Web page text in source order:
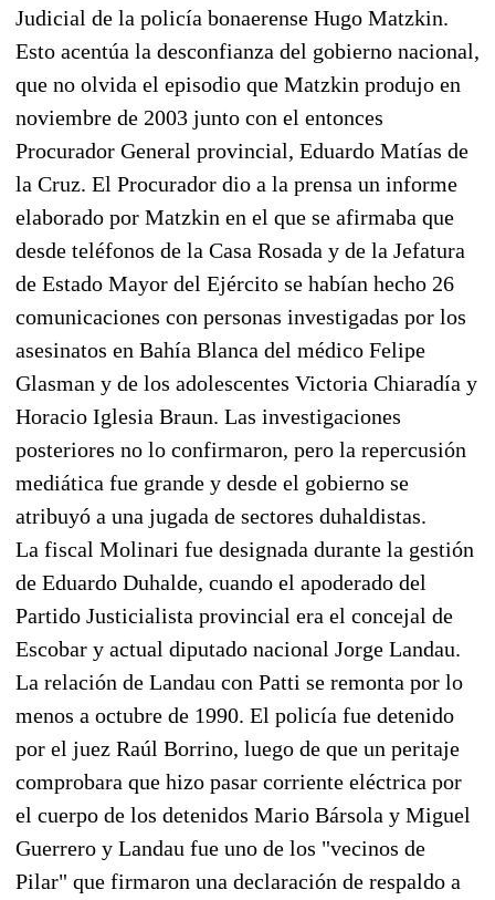
Judicial de la policía bonaerense Hugo Matzkin.
Esto acentúa la desconfianza del gobierno nacional,
que no olvida el episodio que Matzkin produjo en
noviembre de 2003 junto con el entonces
Procurador General provincial, Eduardo Matías de
la Cruz. El Procurador dio a la prensa un informe
elaborado por Matzkin en el que se afirmaba que
desde teléfonos de la Casa Rosada y de la Jefatura
de Estado Mayor del Ejército se habían hecho 26
comunicaciones con personas investigadas por los
asesinatos en Bahía Blanca del médico Felipe
Glasman y de los adolescentes Victoria Chiaradía y
Horacio Iglesia Braun. Las investigaciones
posteriores no lo confirmaron, pero la repercusión
mediática fue grande y desde el gobierno se
atribuyó a una jugada de sectores duhaldistas.
La fiscal Molinari fue designada durante la gestión
de Eduardo Duhalde, cuando el apoderado del
Partido Justicialista provincial era el concejal de
Escobar y actual diputado nacional Jorge Landau.
La relación de Landau con Patti se remonta por lo
menos a octubre de 1990. El policía fue detenido
por el juez Raúl Borrino, luego de que un peritaje
comprobara que hizo pasar corriente eléctrica por
el cuerpo de los detenidos Mario Bársola y Miguel
Guerrero y Landau fue uno de los "vecinos de
Pilar" que firmaron una declaración de respaldo a